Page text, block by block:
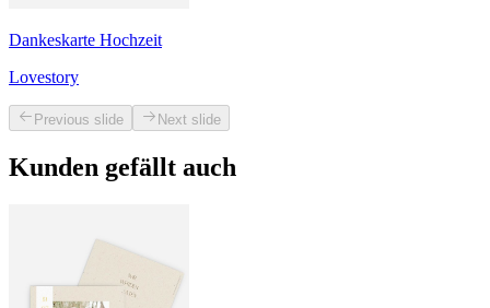
Dankeskarte Hochzeit
Lovestory
Previous slide Next slide
Kunden gefällt auch